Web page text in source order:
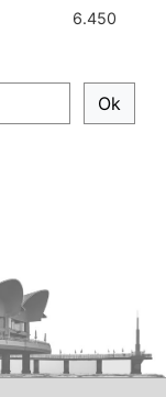
6.450
Ok